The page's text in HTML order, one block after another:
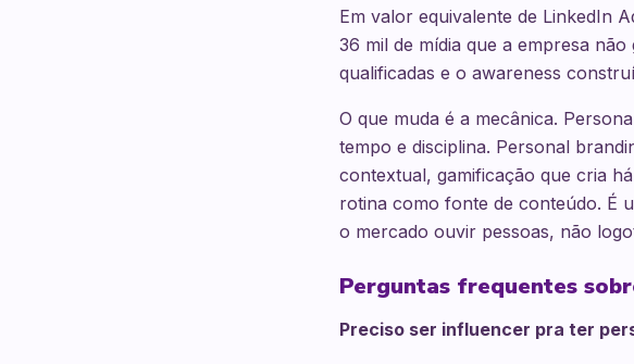
Em valor equivalente de LinkedIn
36 mil de mídia que a empresa
qualificadas e o awareness
O que muda é a mecânica.
tempo e disciplina. Personal
contextual, gamificação que cria
rotina como fonte de conteúdo. É
o mercado ouvir pessoas, não
Perguntas frequentes
Preciso ser influencer pra ter